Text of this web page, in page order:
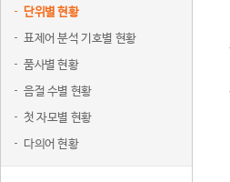
단위별 현황
표제어 분석 기호별 현황
품사별 현황
음절 수별 현황
첫 자모별 현황
다의어 현황